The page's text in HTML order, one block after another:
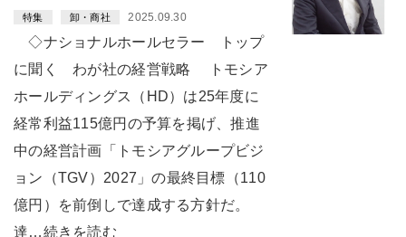
特集 卸・商社 2025.09.30
◇ナショナルホールセラー トップ
に聞く わが社の経営戦略 トモシア
ホールディングス（HD）は25年度に
経常利益115億円の予算を掲げ、推進
中の経営計画「トモシアグループビジ
ョン（TGV）2027」の最終目標（110
億円）を前倒しで達成する方針だ。
達…続きを読む